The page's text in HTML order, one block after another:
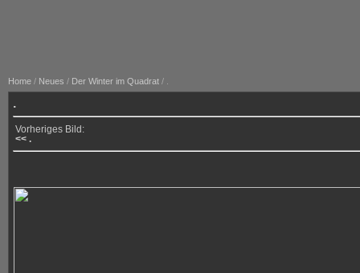
Home / Neues / Der Winter im Quadrat / .
.
Vorheriges Bild:
<< .